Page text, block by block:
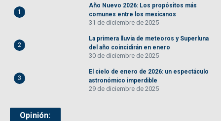
1
Año Nuevo 2026: Los propósitos más
comunes entre los mexicanos
31 de diciembre de 2025
2
La primera lluvia de meteoros y Superluna
del año coincidirán en enero
30 de diciembre de 2025
3
El cielo de enero de 2026: un espectáculo
astronómico imperdible
29 de diciembre de 2025
Opinión: